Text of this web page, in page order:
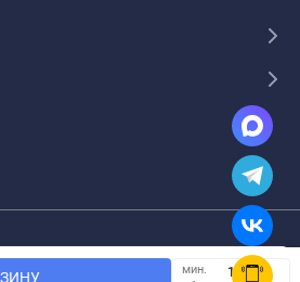
мин.
чтобы сайт был лучше для
OK